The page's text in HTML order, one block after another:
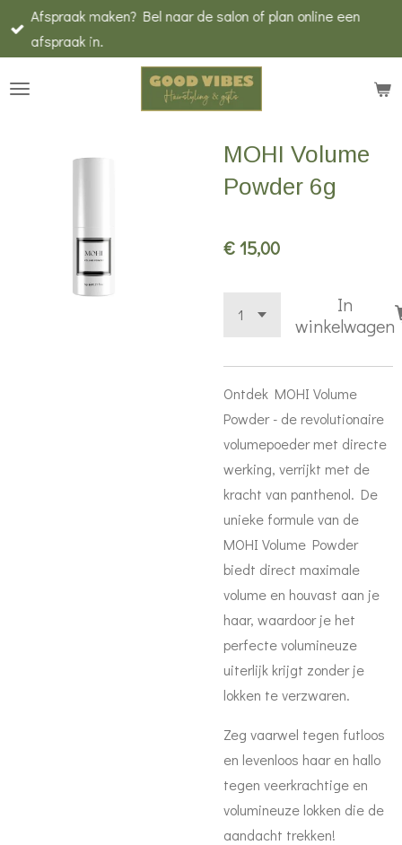
direct
de
Afspraak maken? Bel naar de salon of plan online een
afspraak in.
MOHI Volume
Powder 6g
€ 15,00
In
winkelwagen
Ontdek MOHI Volume
Powder - de revolutionaire
volumepoeder met directe
werking, verrijkt met de
kracht van panthenol. De
unieke formule van de
MOHI Volume Powder
biedt direct maximale
volume en houvast aan je
haar, waardoor je het
perfecte volumineuze
uiterlijk krijgt zonder je
lokken te verzwaren.
Zeg vaarwel tegen futloos
en levenloos haar en hallo
tegen veerkrachtige en
volumineuze lokken die de
aandacht trekken!